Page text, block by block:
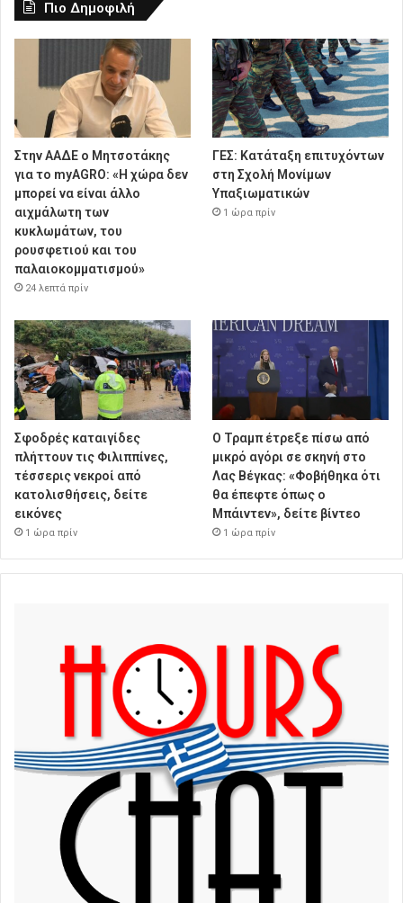
Πιο Δημοφιλή
Στην ΑΑΔΕ ο Μητσοτάκης
για το myAGRO: «Η χώρα δεν
μπορεί να είναι άλλο
αιχμάλωτη των
κυκλωμάτων, του
ρουσφετιού και του
παλαιοκομματισμού»
24 λεπτά πρίν
ΓΕΣ: Κατάταξη επιτυχόντων
στη Σχολή Μονίμων
Υπαξιωματικών
1 ώρα πρίν
Σφοδρές καταιγίδες
πλήττουν τις Φιλιππίνες,
τέσσερις νεκροί από
κατολισθήσεις, δείτε
εικόνες
1 ώρα πρίν
Ο Τραμπ έτρεξε πίσω από
μικρό αγόρι σε σκηνή στο
Λας Βέγκας: «Φοβήθηκα ότι
θα έπεφτε όπως ο
Μπάιντεν», δείτε βίντεο
1 ώρα πρίν